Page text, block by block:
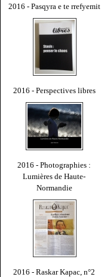
2016 - Pasqyra e te rrefyemit
2016 - Perspectives libres
2016 - Photographies :
Lumières de Haute-
Normandie
2016 - Raskar Kapac, n°2